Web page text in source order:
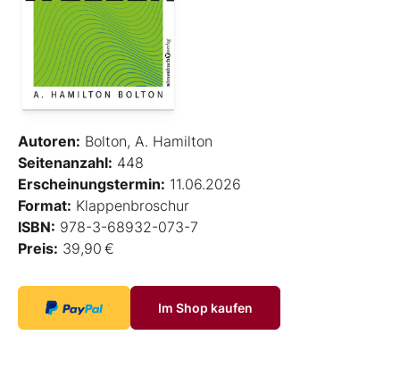
Autoren: Bolton, A. Hamilton
Seitenanzahl: 448
Erscheinungstermin: 11.06.2026
Format: Klappenbroschur
ISBN: 978-3-68932-073-7
Preis: 39,90 €
Im Shop kaufen